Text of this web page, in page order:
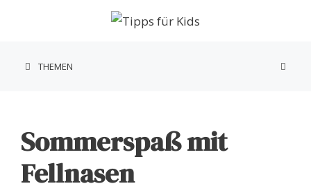
THEMEN
Sommerspaß mit
Fellnasen